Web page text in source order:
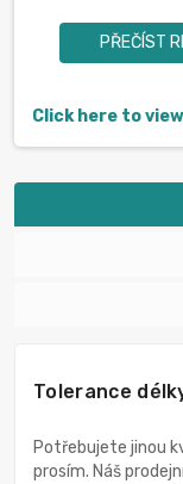
PŘEČÍST
Click here to
Tolerance
Potřebujete jinou
prosím. Náš